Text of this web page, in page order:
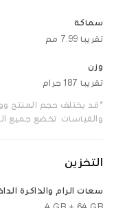
سماكة
تقريبا 7.99 مم
وزن
تقريبا 187 جرام
*قد يختلف حجم المنتج
والقياسات. تخضع جميع
التخزين
سعات الرام والذاكرة